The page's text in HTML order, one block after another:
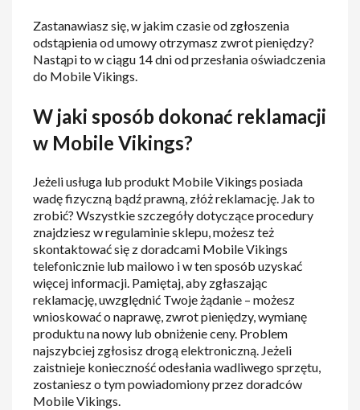
Zastanawiasz się, w jakim czasie od zgłoszenia
odstąpienia od umowy otrzymasz zwrot pieniędzy?
Nastąpi to w ciągu 14 dni od przesłania oświadczenia
do Mobile Vikings.
W jaki sposób dokonać reklamacji
w Mobile Vikings?
Jeżeli usługa lub produkt Mobile Vikings posiada
wadę fizyczną bądź prawną, złóż reklamację. Jak to
zrobić? Wszystkie szczegóły dotyczące procedury
znajdziesz w regulaminie sklepu, możesz też
skontaktować się z doradcami Mobile Vikings
telefonicznie lub mailowo i w ten sposób uzyskać
więcej informacji. Pamiętaj, aby zgłaszając
reklamację, uwzględnić Twoje żądanie – możesz
wnioskować o naprawę, zwrot pieniędzy, wymianę
produktu na nowy lub obniżenie ceny. Problem
najszybciej zgłosisz drogą elektroniczną. Jeżeli
zaistnieje konieczność odesłania wadliwego sprzętu,
zostaniesz o tym powiadomiony przez doradców
Mobile Vikings.